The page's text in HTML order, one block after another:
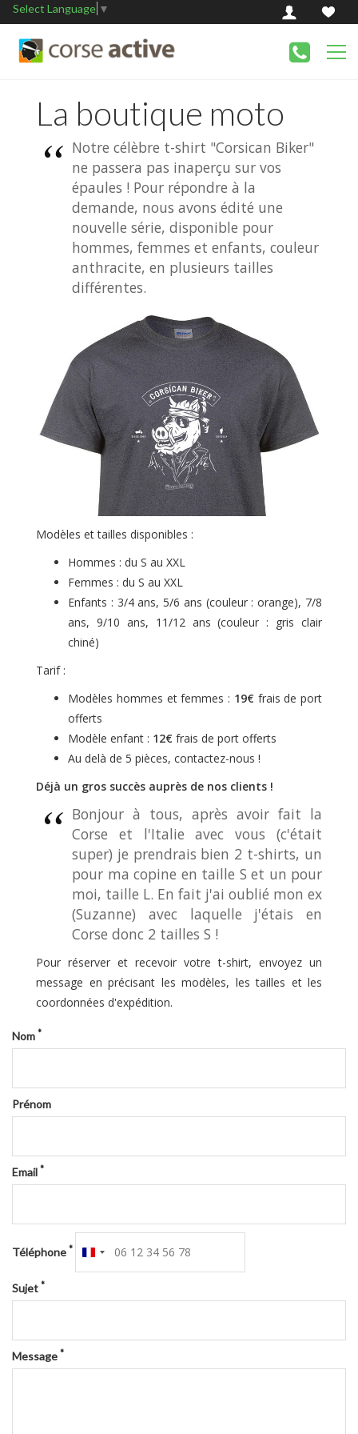
Select Language ▼
La boutique moto
Notre célèbre t-shirt "Corsican Biker"
ne passera pas inaperçu sur vos
épaules ! Pour répondre à la
demande, nous avons édité une
nouvelle série, disponible pour
hommes, femmes et enfants, couleur
anthracite, en plusieurs tailles
différentes.
Modèles et tailles disponibles :
Hommes : du S au XXL
Femmes : du S au XXL
Enfants : 3/4 ans, 5/6 ans (couleur : orange), 7/8
ans, 9/10 ans, 11/12 ans (couleur : gris clair
chiné)
Tarif :
Modèles hommes et femmes : 19€frais de port
offerts
Modèle enfant : 12€ frais de port offerts
Au delà de 5 pièces, contactez-nous !
Déjà un gros succès auprès de nos clients !
Bonjour à tous, après avoir fait la
Corse et l'Italie avec vous (c'était
super) je prendrais bien 2 t-shirts, un
pour ma copine en taille S et un pour
moi, taille L. En fait j'ai oublié mon ex
(Suzanne) avec laquelle j'étais en
Corse donc 2 tailles S !
Pour réserver et recevoir votre t-shirt, envoyez un
message en précisant les modèles, les tailles et les
coordonnées d'expédition.
Nom *
Prénom
Email *
Téléphone *
France
+33
Sujet *
Message *